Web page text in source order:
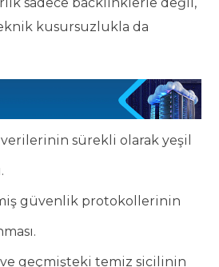
kusursuzlukla da
sürekli olarak yeşil
güvenlik protokollerinin
ve geçmişteki temiz sicilinin